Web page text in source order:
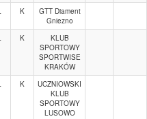
K
GTT Diament
Gniezno
K
KLUB
SPORTOWY
SPORTWISE
KRAKÓW
K
UCZNIOWSKI
KLUB
SPORTOWY
LUSOWO